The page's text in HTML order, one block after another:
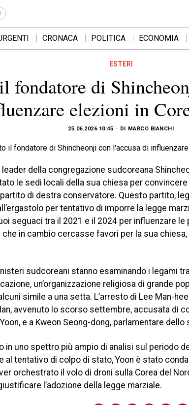
CRONACA POLITICA ECONOMIA
ESTERI
fondatore di
elezioni in
25.06.2026 10:45 DI MARCO BIANCHI
della congregazione sudcoreana
le sedi locali della sua chiesa per
di destra conservatore. Questo partito,
per tentativo di imporre la legge
seguaci tra il 2021 e il 2024 per influenzare le
che in cambio cercasse favori per la sua
sudcoreani stanno esaminando i legami
un’organizzazione religiosa di grande
simile a una setta. L’arresto di Lee Man-
avvenuto lo scorso settembre, accusata di
e a Kweon Seong-dong, parlamentare
in uno spettro più ampio di analisi sul periodo
al tentativo di colpo di stato, Yoon è stato
orchestrato il volo di droni sulla Corea del
l’adozione della legge marziale.